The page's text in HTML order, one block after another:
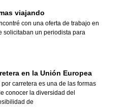
viajando
con una oferta de trabajo en
solicitaban un periodista para
en la Unión Europea
carretera es una de las formas
conocer la diversidad del
de